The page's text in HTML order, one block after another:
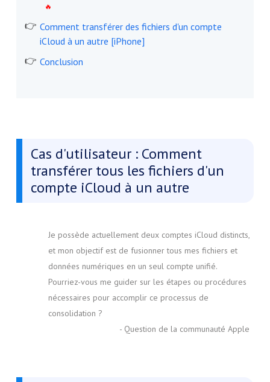
Comment transférer des fichiers d'un compte
iCloud à un autre [iPhone]
Conclusion
Cas d'utilisateur : Comment
transférer tous les fichiers d'un
compte iCloud à un autre
Je possède actuellement deux comptes iCloud distincts,
et mon objectif est de fusionner tous mes fichiers et
données numériques en un seul compte unifié.
Pourriez-vous me guider sur les étapes ou procédures
nécessaires pour accomplir ce processus de
consolidation ?
- Question de la communauté Apple